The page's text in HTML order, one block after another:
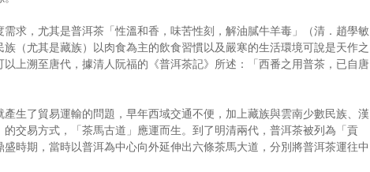
求，尤其是普洱茶「性溫和香，味苦性刻，解油膩牛羊毒」（清．趙學敏
族（尤其是藏族）以肉食為主的飲食習慣以及嚴寒的生活環境可說是天作之
上溯至唐代，據清人阮福的《普洱茶記》所述：「西番之用普茶，已自唐
生了貿易運輸的問題，早年西域交通不便，加上藏族與雲南少數民族、漢
交易方式，「茶馬古道」應運而生。到了明清兩代，普洱茶被列為「貢
時期，當時以普洱為中心向外延伸出六條茶馬大道，分別將普洱茶運往中